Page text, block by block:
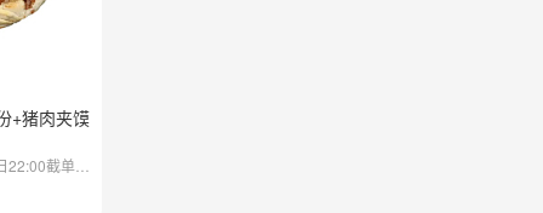
+猪肉夹馍
截单，